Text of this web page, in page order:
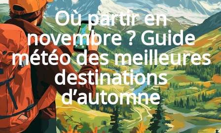
Où partir en
novembre ? Guide
météo des meilleures
destinations
d’automne